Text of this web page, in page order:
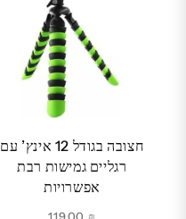
חצובה בגודל 12 אינץ’ עם
רגליים גמישות רבת
אפשרויות
₪